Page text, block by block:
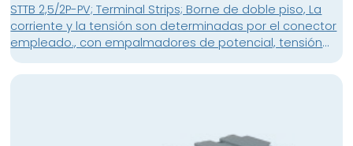
STTB 2,5/2P-PV; Terminal Strips; Borne de doble piso, La
corriente y la tensión son determinadas por el conector
empleado., con empalmadores de potencial, tensión
nominal: 500 V, corriente nominal: 22 A, tipo de conexión:
Conexión por resorte / conexión enchufable, 1. Y 2º piso,